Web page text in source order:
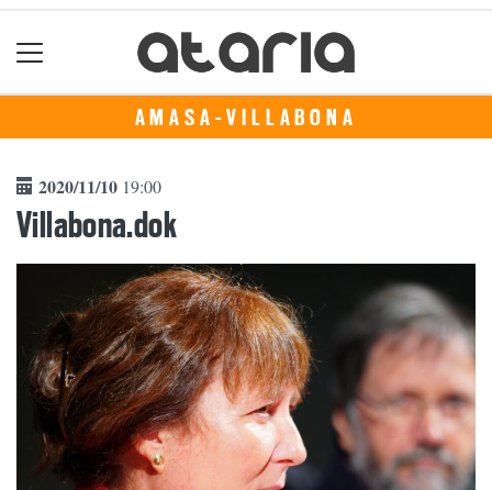
AMASA-VILLABONA
2020/11/10 19:00
Villabona.dok